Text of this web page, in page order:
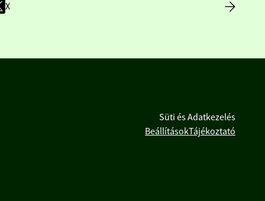
X
Süti és Adatkezelés
BeállításokTájékoztató